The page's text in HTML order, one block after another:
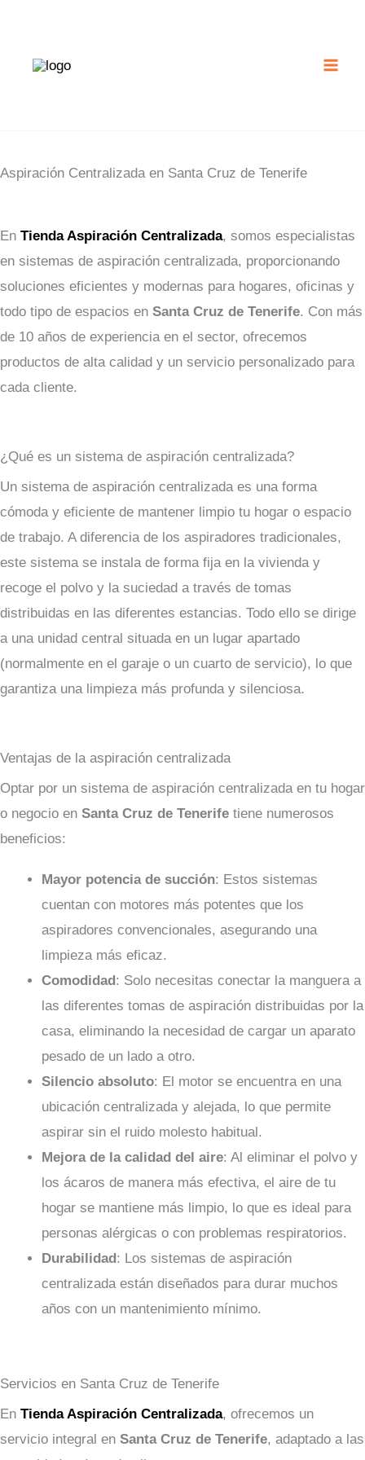
contenido
Aspiración Centralizada en Santa Cruz de Tenerife
En Tienda Aspiración Centralizada, somos especialistas
en sistemas de aspiración centralizada, proporcionando
soluciones eficientes y modernas para hogares, oficinas y
todo tipo de espacios en Santa Cruz de Tenerife. Con más
de 10 años de experiencia en el sector, ofrecemos
productos de alta calidad y un servicio personalizado para
cada cliente.
¿Qué es un sistema de aspiración centralizada?
Un sistema de aspiración centralizada es una forma
cómoda y eficiente de mantener limpio tu hogar o espacio
de trabajo. A diferencia de los aspiradores tradicionales,
este sistema se instala de forma fija en la vivienda y
recoge el polvo y la suciedad a través de tomas
distribuidas en las diferentes estancias. Todo ello se dirige
a una unidad central situada en un lugar apartado
(normalmente en el garaje o un cuarto de servicio), lo que
garantiza una limpieza más profunda y silenciosa.
Ventajas de la aspiración centralizada
Optar por un sistema de aspiración centralizada en tu hogar
o negocio en Santa Cruz de Tenerife tiene numerosos
beneficios:
Mayor potencia de succión: Estos sistemas
cuentan con motores más potentes que los
aspiradores convencionales, asegurando una
limpieza más eficaz.
Comodidad: Solo necesitas conectar la manguera a
las diferentes tomas de aspiración distribuidas por la
casa, eliminando la necesidad de cargar un aparato
pesado de un lado a otro.
Silencio absoluto: El motor se encuentra en una
ubicación centralizada y alejada, lo que permite
aspirar sin el ruido molesto habitual.
Mejora de la calidad del aire: Al eliminar el polvo y
los ácaros de manera más efectiva, el aire de tu
hogar se mantiene más limpio, lo que es ideal para
personas alérgicas o con problemas respiratorios.
Durabilidad: Los sistemas de aspiración
centralizada están diseñados para durar muchos
años con un mantenimiento mínimo.
Servicios en Santa Cruz de Tenerife
En Tienda Aspiración Centralizada, ofrecemos un
servicio integral en Santa Cruz de Tenerife, adaptado a las